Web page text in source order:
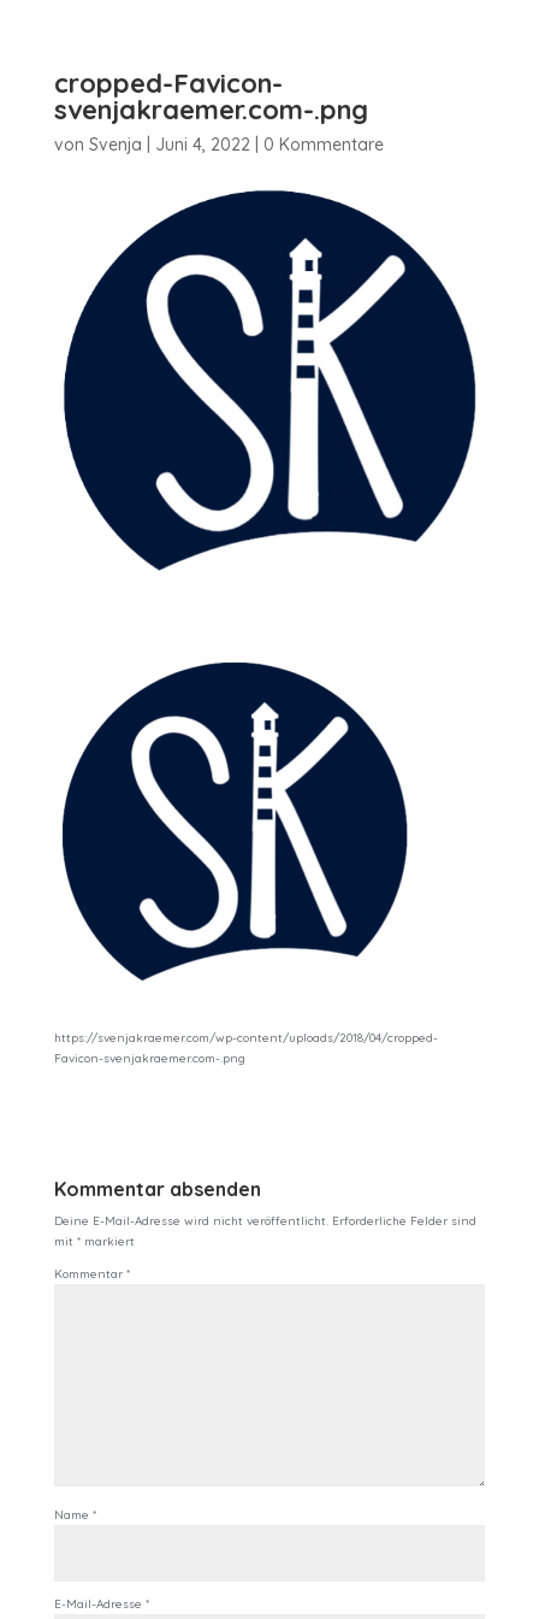
cropped-Favicon-
svenjakraemer.com-.png
von Svenja Juni 4, 2022| 0 Kommentare
https://svenjakraemer.com/wp-content/uploads/2018/04/cropped-
Favicon-svenjakraemer.com-.png
Kommentar absenden
Deine E-Mail-Adresse wird nicht veröffentlicht. Erforderliche Felder sind
mit *markiert
Kommentar *
Name *
E-Mail-Adresse *